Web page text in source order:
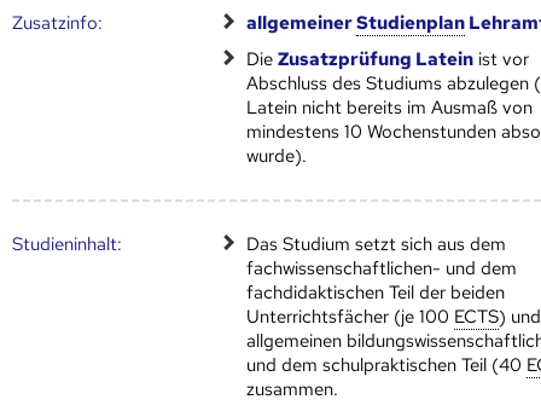
Zusatz­info:
allgemeinerStudien­plan
DieZusatzprüfung Latein ist vor
Abschluss des Studiums abzulegen
Latein nicht bereits im Ausmaß von
mindestens 10 Wochenstunden
wurde).
Studien­inhalt:
Das Studium setzt sich aus dem
fachwissenschaftlichen- und dem
fachdidaktischen Teil der beiden
Unterrichtsfächer (je 100 ECTS)
allgemeinen
und dem schulpraktischen Teil (40
zusammen.